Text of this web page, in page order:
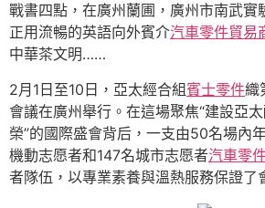
戰書四點，在廣州蘭圃，廣州市南武實
正用流暢的英語向外賓介汽車零件貿易
中華茶文明……
2月1日至10日，亞太經合組賓士零件織
會議在廣州舉行。在這場聚焦“建設亞
榮”的國際盛會背后，一支由50名場內
機動志愿者和147名城市志愿者汽車零
者隊伍，以專業素養與溫熱服務保證了